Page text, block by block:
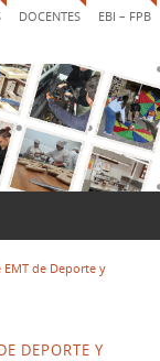
DOCENTES
EBI – FPB
de Deporte y
DEPORTE Y